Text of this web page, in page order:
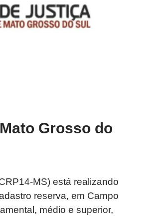
Grosso do
MS) está realizando
reserva, em Campo
médio e superior,